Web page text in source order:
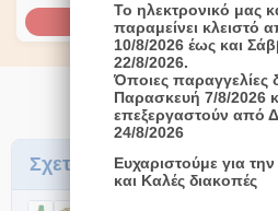
ΑΓΟΡΑ
Σχετικά Πακέτα
Το ηλεκτρονικό μας
παραμείνει κλειστό
10/8/2026 έως και
22/8/2026.
Όποιες παραγγελίες
Παρασκευή 7/8/2026
επεξεργαστούν από
24/8/2026
Ευχαριστούμε για
και Καλές διακοπές